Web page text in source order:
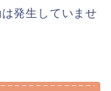
発生していませ